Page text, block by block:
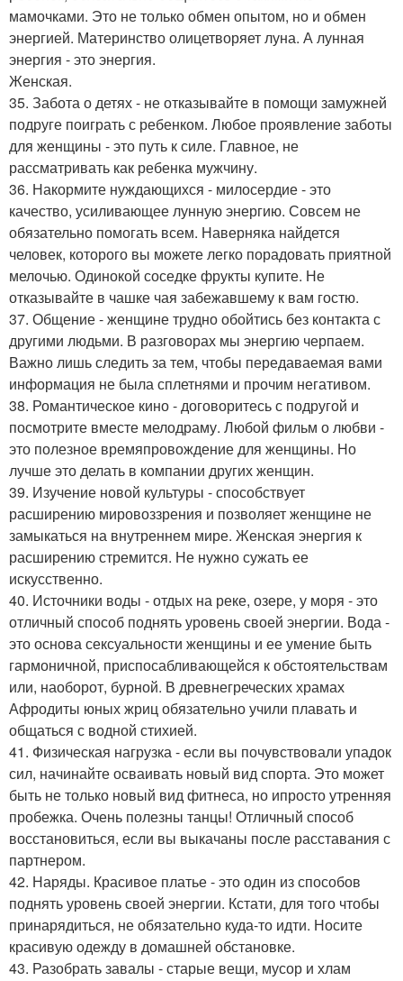
мамочками. Это не только обмен опытом, но и обмен
энергией. Материнство олицетворяет луна. А лунная
энергия - это энергия.
Женская.
35. Забота о детях - не отказывайте в помощи замужней
подруге поиграть с ребенком. Любое проявление заботы
для женщины - это путь к силе. Главное, не
рассматривать как ребенка мужчину.
36. Накормите нуждающихся - милосердие - это
качество, усиливающее лунную энергию. Совсем не
обязательно помогать всем. Наверняка найдется
человек, которого вы можете легко порадовать приятной
мелочью. Одинокой соседке фрукты купите. Не
отказывайте в чашке чая забежавшему к вам гостю.
37. Общение - женщине трудно обойтись без контакта с
другими людьми. В разговорах мы энергию черпаем.
Важно лишь следить за тем, чтобы передаваемая вами
информация не была сплетнями и прочим негативом.
38. Романтическое кино - договоритесь с подругой и
посмотрите вместе мелодраму. Любой фильм о любви -
это полезное времяпровождение для женщины. Но
лучше это делать в компании других женщин.
39. Изучение новой культуры - способствует
расширению мировоззрения и позволяет женщине не
замыкаться на внутреннем мире. Женская энергия к
расширению стремится. Не нужно сужать ее
искусственно.
40. Источники воды - отдых на реке, озере, у моря - это
отличный способ поднять уровень своей энергии. Вода -
это основа сексуальности женщины и ее умение быть
гармоничной, приспосабливающейся к обстоятельствам
или, наоборот, бурной. В древнегреческих храмах
Афродиты юных жриц обязательно учили плавать и
общаться с водной стихией.
41. Физическая нагрузка - если вы почувствовали упадок
сил, начинайте осваивать новый вид спорта. Это может
быть не только новый вид фитнеса, но ипросто утренняя
пробежка. Очень полезны танцы! Отличный способ
восстановиться, если вы выкачаны после расставания с
партнером.
42. Наряды. Красивое платье - это один из способов
поднять уровень своей энергии. Кстати, для того чтобы
принарядиться, не обязательно куда-то идти. Носите
красивую одежду в домашней обстановке.
43. Разобрать завалы - старые вещи, мусор и хлам